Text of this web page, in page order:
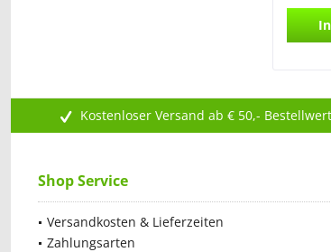
Kostenloser Versand ab € 50,- Bestellwert
Shop Service
Versandkosten & Lieferzeiten
Zahlungsarten